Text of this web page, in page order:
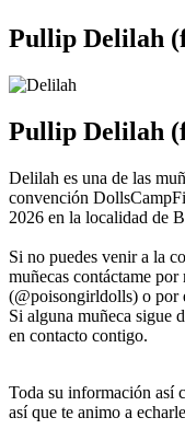
Pullip Delilah
Pullip Delilah
Delilah es una de las
convención
2026 en la localidad de
Si no puedes venir a la
muñecas contáctame
(@poisongirldolls) o por
Si alguna muñeca sigue
en contacto contigo.
Toda su información así
así que te animo a